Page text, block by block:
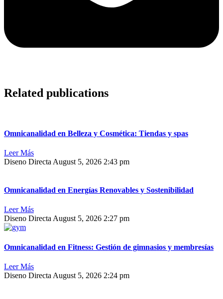
Related publications
Omnicanalidad en Belleza y Cosmética: Tiendas y spas
Leer Más
Diseno Directa August 5, 2026 2:43 pm
Omnicanalidad en Energías Renovables y Sostenibilidad
Leer Más
Diseno DirectaAugust 5, 2026 2:27 pm
Omnicanalidad en Fitness: Gestión de gimnasios y membresías
Leer Más
Diseno Directa August 5, 2026 2:24 pm